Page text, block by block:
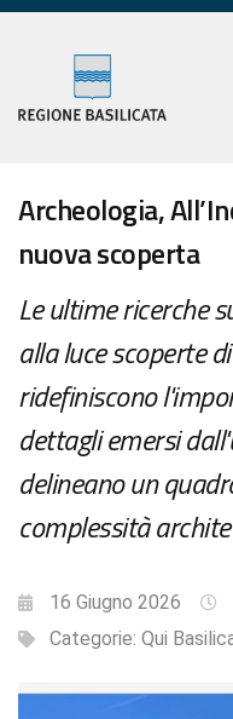
Archeologia,
nuova scoperta
Le ultime ricerche
alla luce scoperte
ridefiniscono
dettagli emersi
delineano un
complessità
16 Giugno 2026
Categorie: Qui